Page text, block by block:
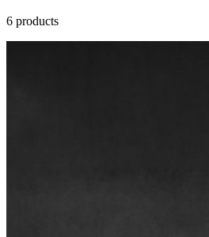
6 products